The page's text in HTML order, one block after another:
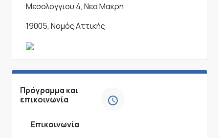
Μεσολογγιου 4, Νεα Μακρη
19005, Νομός Αττικής
Πρόγραμμα και
επικοινωνία
Επικοινωνία